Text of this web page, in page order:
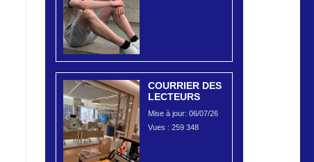
COURRIER DES
LECTEURS
Mise à jour: 06/07/26
Vues : 259 348